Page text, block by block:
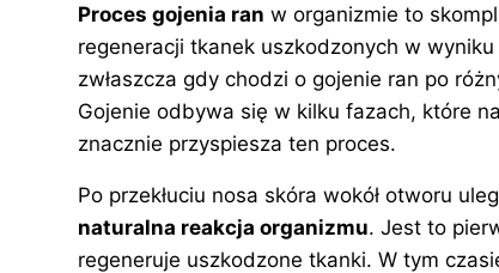
c
e
b
o
o
k
er
e
st
k
e
dI
n
k
o
p
d
di
t
m
bl
r
Proces gojenia ran w organizmie to
regeneracji tkanek uszkodzonych w
zwłaszcza gdy chodzi o gojenie ran po
Gojenie odbywa się w kilku fazach, które
znacznie przyspiesza ten proces.
Po przekłuciu nosa skóra wokół otworu
naturalna reakcja organizmu. Jest to
regeneruje uszkodzone tkanki. W tym